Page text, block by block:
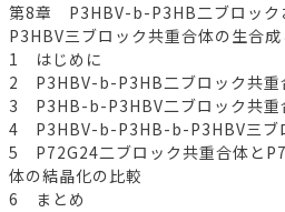
第8章 P3HBV-b-P3HB二ブロッ
P3HBV三ブロック共重合体の生合
1 はじめに
2 P3HBV-b-P3HB二ブロック共重
3 P3HB-b-P3HBV二ブロック共重
4 P3HBV-b-P3HB-b-P3HBV三ブ
5 P72G24二ブロック共重合体と
体の結晶化の比較
6 まとめ